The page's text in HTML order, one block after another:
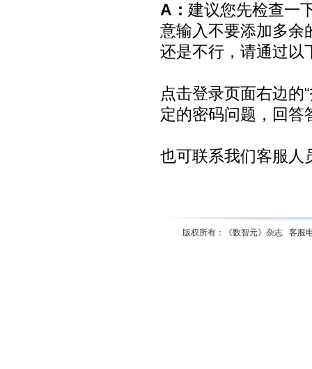
A： 建议您先检查一
意输入不要添加多余
还是不行，请通过以
点击登录页面右边的
定的密码问题，回答
也可联系我们客服人
版权所有：《数智元》杂志 客